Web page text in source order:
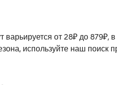
от 28₽ до 879₽, в
используйте наш поиск